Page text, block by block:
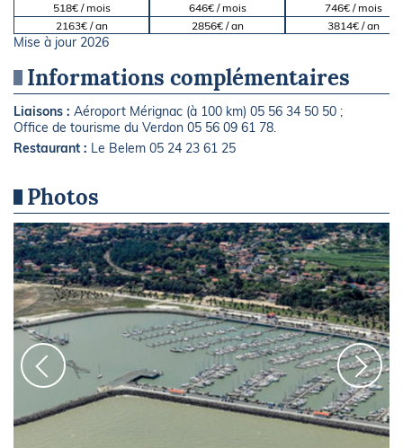
518€ / mois
2163€ / an
646€ / mois
2856€ / an
746€ / mois
3814€ / an
Mise à jour 2026
Informations complémentaires
Liaisons : Aéroport Mérignac (à 100 km) 05 56 34 50 50 ;
Office de tourisme du Verdon 05 56 09 61 78.
Restaurant : Le Belem 05 24 23 61 25
Photos